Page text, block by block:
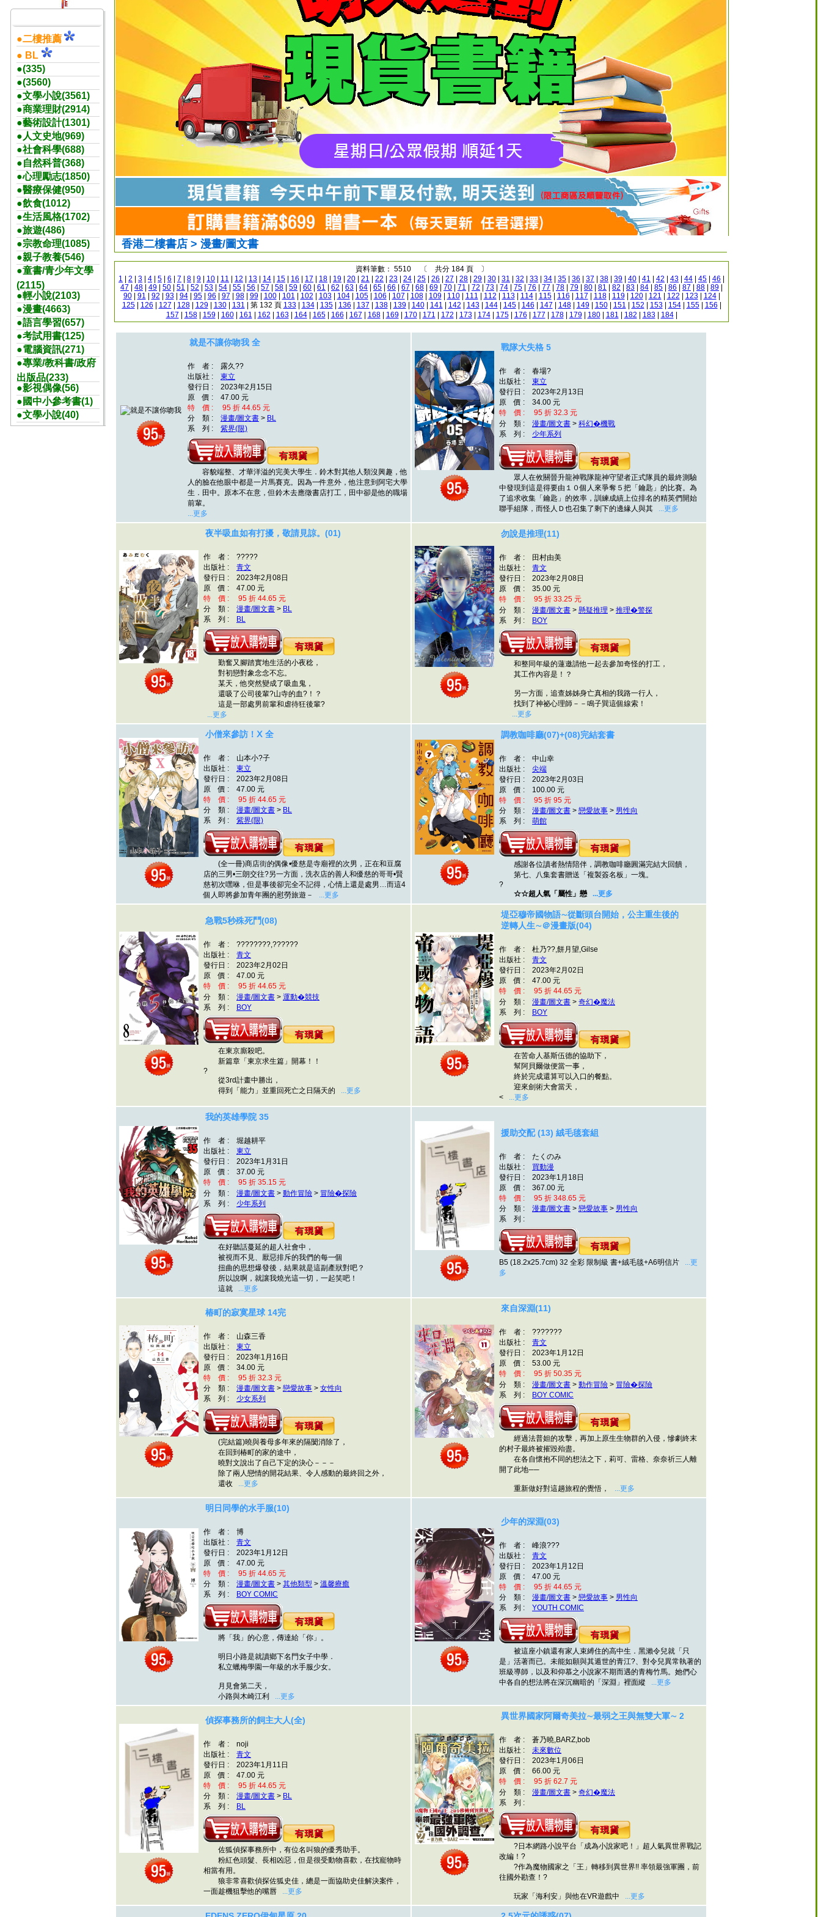
●二樓推薦
● BL
●(335)
●(3560)
●文學小說(3561)
●商業理財(2914)
●藝術設計(1301)
●人文史地(969)
●社會科學(688)
●自然科普(368)
●心理勵志(1850)
●醫療保健(950)
●飲食(1012)
●生活風格(1702)
●旅遊(486)
●宗教命理(1085)
●親子教養(546)
●童書/青少年文學
(2115)
●輕小說(2103)
●漫畫(4663)
●語言學習(657)
●考試用書(125)
●電腦資訊(271)
●專業/教科書/政府
出版品(233)
●影視偶像(56)
●國中小參考書(1)
●文學小說(40)
香港二樓書店 > 漫畫/圖文書
資料筆數： 5510 〔 共分 184 頁 〕
1
2 3 4 5 6 7 8 9 10 11 12 13 14 15 16 17 18 19 20 21 22 23 24 25 26 27 28 29 30 31 32 33 34 35 36 37 38 39 40 41 42 43 44 45 46
47
48 49 50 51 52 53 54 55 56 57 58 59 60 61 62 63 64 65 66 67 68 69 70 71 72 73 74 75 76 77 78 79 80 81 82 83 84 85 86 87 88 89
90| 91 92 93| 94| 95| 96 97 98| 99| 100| 101 102 103| 104| 105| 106 107 108| 109| 110| 111 112 113| 114| 115| 116 117 118| 119| 120| 121 122 123| 124|
125| 126 127 128| 129| 130| 131 | 第 132 頁 133| 134| 135| 136 137 138| 139| 140| 141 142 143| 144| 145| 146 147 148| 149| 150| 151 152 153| 154| 155| 156
157
158| 159| 160| 161 162 163| 164| 165| 166 167 168| 169| 170| 171 172 173| 174| 175| 176 177 178| 179| 180| 181 182 183| 184|
就是不讓你吻我 全
作 者 : 露久??
出版社 : 東立
發行日 : 2023年2月15日
原 價 : 47.00 元
特 價 : 95 折 44.65 元
分 類 : 漫畫/圖文書 > BL
系 列 : 紫界(限)
容貌端整、才華洋溢的完美大學生．鈴木對其他人類沒興趣，他
人的臉在他眼中都是一片馬賽克。因為一件意外，他注意到阿宅大學
生．田中。原本不在意，但鈴木去應徵書店打工，田中卻是他的職場
前輩。
...更多
戰隊大失格 5
作 者 : 春場?
出版社 : 東立
發行日 : 2023年2月13日
原 價 : 34.00 元
特 價 : 95 折 32.3 元
分 類 : 漫畫/圖文書 > 科幻�機戰
系 列 : 少年系列
眾人在攸關晉升龍神戰隊龍神守望者正式隊員的最終測驗
中發現到這是得要由１０個人來爭奪５把「鑰匙」的比賽。為
了追求收集「鑰匙」的效率，訓練成績上位排名的精英們開始
聯手組隊，而怪人Ｄ也召集了剩下的邊緣人與其 ...更多
夜半吸血如有打擾，敬請見諒。(01)
作 者 : ?????
出版社 : 青文
發行日 : 2023年2月08日
原 價 : 47.00 元
特 價 : 95 折 44.65 元
分 類 : 漫畫/圖文書 > BL
系 列 :
BL
勤奮又腳踏實地生活的小夜稔，
對初戀對象念念不忘。
某天，他突然變成了吸血鬼，
還吸了公司後輩?山寺的血?！？
這是一部處男前輩和虐待狂後輩?
...更多
勿說是推理(11)
作 者 : 田村由美
出版社 : 青文
發行日 : 2023年2月08日
原 價 : 35.00 元
特 價 : 95 折 33.25 元
分 類 : 漫畫/圖文書 > 懸疑推理 > 推理�警探
系 列 :
BOY
和整同年級的蓮邀請他一起去參加奇怪的打工，
其工作內容是！？
另一方面，追查姊姊身亡真相的我路一行人，
找到了神祕心理師－－鳴子巽這個線索！
...更多
小僧來參訪！Ⅹ 全
作 者 : 山本小?子
出版社 : 東立
發行日 : 2023年2月08日
原 價 : 47.00 元
特 價 : 95 折 44.65 元
分 類 : 漫畫/圖文書 > BL
系 列 : 紫界(限)
(全一冊)商店街的偶像•優慈是寺廟裡的次男，正在和豆腐
店的三男•三朗交往?另一方面，洗衣店的善人和優慈的哥哥•賢
慈初次嘿咻，但是事後卻完全不記得，心情上還是處男…而這4
個人即將參加青年團的慰勞旅遊－ ...更多
調教咖啡廳(07)+(08)完結套書
作 者 : 中山幸
出版社 : 尖端
發行日 : 2023年2月03日
原 價 : 100.00 元
特 價 : 95 折 95 元
分 類 : 漫畫/圖文書 > 戀愛故事 > 男性向
系 列 : 萌館
感謝各位讀者熱情陪伴，調教咖啡廳圓滿完結大回饋，
第七、八集套書贈送「複製簽名板」一塊。
?
☆☆超人氣「屬性」戀 ...更多
急戰5秒殊死鬥(08)
作 者 : ????????,??????
出版社 : 青文
發行日 : 2023年2月02日
原 價 : 47.00 元
特 價 : 95 折 44.65 元
分 類 : 漫畫/圖文書 > 運動�競技
系 列 :
BOY
在東京廝殺吧。
新篇章「東京求生篇」開幕！！
?
從3rd計畫中勝出，
得到「能力」並重回死亡之日隔天的 ...更多
堤亞穆帝國物語∼從斷頭台開始，公主重生後的
逆轉人生∼＠漫畫版(04)
作 者 : 杜乃??,餅月望,Gilse
出版社 : 青文
發行日 : 2023年2月02日
原 價 : 47.00 元
特 價 : 95 折 44.65 元
分 類 : 漫畫/圖文書 > 奇幻�魔法
系 列 :
BOY
在苦命人基斯伍德的協助下，
幫阿貝爾做便當一事，
終於完成還算可以入口的餐點。
迎來劍術大會當天，
< ...更多
我的英雄學院 35
作 者 : 堀越耕平
出版社 : 東立
發行日 : 2023年1月31日
原 價 : 37.00 元
特 價 : 95 折 35.15 元
分 類 : 漫畫/圖文書 > 動作冒險 > 冒險�探險
系 列 : 少年系列
在好聽話蔓延的超人社會中，
被視而不見、厭惡排斥的我們的每一個
扭曲的思想爆發後，結果就是這副產狀對吧？
所以說啊，就讓我燒光這一切，一起笑吧！
這就 ...更多
援助交配 (13) 絨毛毯套組
作 者 : たくのみ
出版社 : 買動漫
發行日 : 2023年1月18日
原 價 : 367.00 元
特 價 : 95 折 348.65 元
分 類 : 漫畫/圖文書 > 戀愛故事 > 男性向
系 列 :
B5 (18.2x25.7cm) 32 全彩 限制級 書+絨毛毯+A6明信片 ...更
多
椿町的寂寞星球 14完
作 者 : 山森三香
出版社 : 東立
發行日 : 2023年1月16日
原 價 : 34.00 元
特 價 : 95 折 32.3 元
分 類 : 漫畫/圖文書 > 戀愛故事 > 女性向
系 列 : 少女系列
(完結篇)曉與養母多年來的隔閡消除了，
在回到椿町的家的途中，
曉對文說出了自己下定的決心－－－
除了兩人戀情的開花結果、令人感動的最終回之外，
還收 ...更多
來自深淵(11)
作 者 : ???????
出版社 : 青文
發行日 : 2023年1月12日
原 價 : 53.00 元
特 價 : 95 折 50.35 元
分 類 : 漫畫/圖文書 > 動作冒險 > 冒險�探險
系 列 :
BOY COMIC
經過法普妲的攻擊，再加上原生生物群的入侵，慘劇終末
的村子最終被摧毀殆盡。
在各自懷抱不同的想法之下，莉可、雷格、奈奈祈三人離
開了此地──
重新做好對這趟旅程的覺悟， ...更多
明日同學的水手服(10)
作 者 : 博
出版社 : 青文
發行日 : 2023年1月12日
原 價 : 47.00 元
特 價 : 95 折 44.65 元
分 類 : 漫畫/圖文書 > 其他類型 > 溫馨療癒
系 列 :
BOY COMIC
將「我」的心意，傳達給「你」。
明日小路是就讀鄉下名門女子中學．
私立蠟梅學園一年級的水手服少女。
月見會第二天，
小路與木崎江利 ...更多
少年的深淵(03)
作 者 : 峰浪???
出版社 : 青文
發行日 : 2023年1月12日
原 價 : 47.00 元
特 價 : 95 折 44.65 元
分 類 : 漫畫/圖文書 > 戀愛故事 > 男性向
系 列 : YOUTH COMIC
被這座小鎮還有家人束縛住的高中生．黑瀨令兒就「只
是」活著而已。未能如願與其遁世的青江?、對令兒異常執著的
班級導師，以及和仰慕之小說家不期而遇的青梅竹馬。她們心
中各自的想法將在深沉幽暗的「深淵」裡面縱 ...更多
偵探事務所的飼主大人(全)
作 者 : noji
出版社 : 青文
發行日 : 2023年1月11日
原 價 : 47.00 元
特 價 : 95 折 44.65 元
分 類 : 漫畫/圖文書 > BL
系 列 :
BL
佐狐偵探事務所中，有位名叫狼的優秀助手。
粉紅色頭髮、長相凶惡，但是很受動物喜歡，在找寵物時
相當有用。
狼非常喜歡偵探佐狐史佳，總是一面協助史佳解決案件，
一面趁機狙擊他的嘴唇 ...更多
異世界國家阿爾奇美拉∼最弱之王與無雙大軍∼ 2
作 者 : 蒼乃曉,BARZ,bob
出版社 : 未來數位
發行日 : 2023年1月06日
原 價 : 66.00 元
特 價 : 95 折 62.7 元
分 類 : 漫畫/圖文書 > 奇幻�魔法
系 列 :
?日本網路小說平台「成為小說家吧！」超人氣異世界戰記
改編！?
?作為魔物國家之「王」轉移到異世界!! 率領最強軍團，前
往國外勘查！?
玩家「海利安」與他在VR遊戲中 ...更多